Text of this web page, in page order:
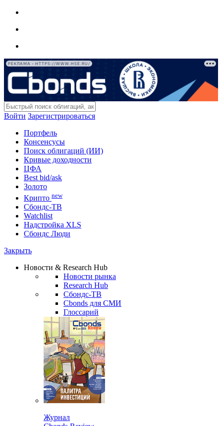
РЕКЛАМА • HTTPS://WWW.HSE.RU/
Войти Зарегистрироваться
Портфель
Консенсусы
Поиск облигаций (ИИ)
Кривые доходности
ЦФА
Best bid/ask
Золото
Крипто new
Сбондс-ТВ
Watchlist
Надстройка XLS
Сбондс Люди
Закрыть
Новости & Research Hub
Новости рынка
Research Hub
Сбондс-ТВ
Cbonds для СМИ
Глоссарий
Журнал